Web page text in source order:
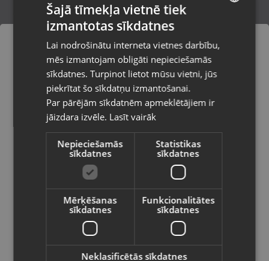
ProfiCare PC-HT 3009
Tukums, Elizabetes iela 6
Stāvoklis Mazlietots (Garantija 12 mēneši)
12.00€
Xiaomi High-Speed Ionic Hair Dryer
Pasūtījumi tiks piegādāti uz
izvēlēto valsti
Vietnes saturs būs attēlots izvēlētajā
valodā
Valsts
Latviešu / Latvian
RUSSIAN
Šajā tīmekļa vietnē tiek
izmantotas sīkdatnes
Lai nodrošinātu interneta vietnes darbību,
mēs izmantojam obligāti nepieciešamās
sīkdatnes. Turpinot lietot mūsu vietni, jūs
piekrītat šo sīkdatņu izmantošanai.
Par pārējām sīkdatnēm apmeklētājiem ir
jāizdara izvēle. Lasīt vairāk
Nepieciešamās
sīkdatnes
Statistikas
sīkdatnes
Mērķēšanas
sīkdatnes
Funkcionalitātes
sīkdatnes
Neklasificētās sīkdatnes